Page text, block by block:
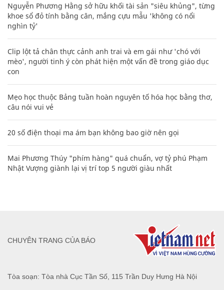
Nguyễn Phương Hằng sở hữu khối tài sản "siêu khủng", từng
khoe sổ đỏ tính bằng cân, mắng cựu mẫu 'không có nổi
nghìn tỷ'
Clip lột tả chân thực cảnh anh trai và em gái như 'chó với
mèo', người tinh ý còn phát hiện một vấn đề trong giáo dục
con
Mẹo học thuộc Bảng tuần hoàn nguyên tố hóa học bằng thơ,
câu nói vui vẻ
20 số điện thoại ma ám bạn không bao giờ nên gọi
Mai Phương Thúy "phím hàng" quá chuẩn, vợ tỷ phú Phạm
Nhật Vượng giành lại vị trí top 5 người giàu nhất
Tòa soạn: Tòa nhà Cục Tần Số, 115 Trần Duy Hưng Hà Nội
CHUYÊN TRANG CỦA BÁO